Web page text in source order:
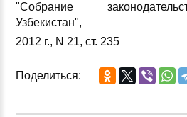
"Собрание
Узбекистан",
2012 г., N 21, ст. 235
Поделиться: